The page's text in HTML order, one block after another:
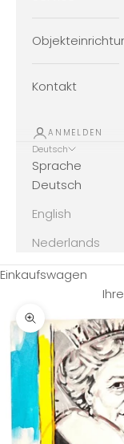
Kontakt
ANMELDEN
Deutsch
Sprache
Deutsch
English
Nederlands
Einkaufswagen
Bild vergrößern